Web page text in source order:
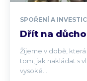
SPOŘENÍ A
Dřít na
Žijeme v době,
tom, jak nakládat s
vysoké...